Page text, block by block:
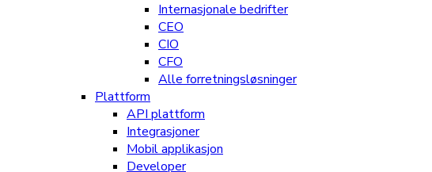
Internasjonale bedrifter
CEO
CIO
CFO
Alle forretningsløsninger
Plattform
API plattform
Integrasjoner
Mobil applikasjon
Developer